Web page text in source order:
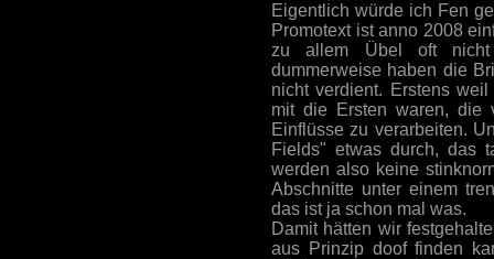
Eigentlich würde ich Fen
Promotext ist anno 2008
zu allem Übel oft nicht
dummerweise haben die
nicht verdient. Erstens
mit die Ersten waren, die
Einflüsse zu verarbeiten.
Fields" etwas durch, das
werden also keine
Abschnitte unter einem
das ist ja schon mal was.
Damit hätten wir
aus Prinzip doof finden